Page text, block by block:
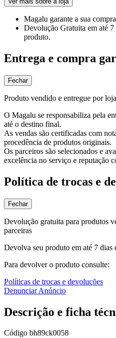
Magalu garante a sua
Devolução Gratuita em até
produto.
Entrega e compra
Fechar
Produto vendido e entregue por
O Magalu se responsabiliza pela
até o destino final.
As vendas são certificadas com
procedência de produtos originais.
Os parceiros são selecionados e
excelência no serviço e reputação
Política de trocas e
Fechar
Devolução gratuita para produtos
parceiras
Devolva seu produto em até 7 dias
Para devolver o produto consulte:
Políticas de trocas e devoluções
Denunciar Anúncio
Descrição e ficha
Código bh89ck0058